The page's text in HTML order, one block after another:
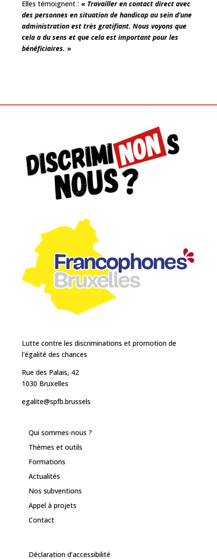
Elles témoignent : « Travailler en contact direct avec
des personnes en situation de handicap au sein d’une
administration est très gratifiant. Nous voyons que
cela a du sens et que cela est important pour les
bénéficiaires. »
Lutte contre les discriminations et promotion de
l'égalité des chances
Rue des Palais, 42
1030 Bruxelles
egalite@spfb.brussels
Qui sommes-nous ?
Thèmes et outils
Formations
Actualités
Nos subventions
Appel à projets
Contact
Déclaration d’accessibilité